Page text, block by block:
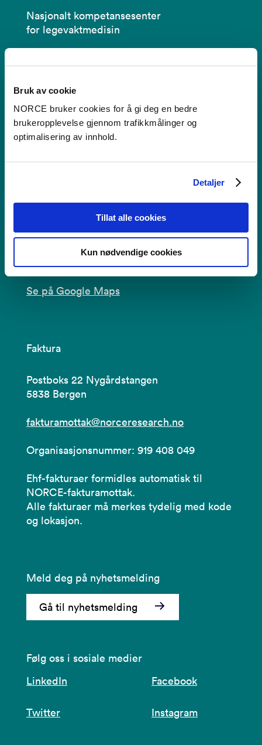
Bruk av cookie
NORCE bruker cookies for å gi deg en bedre
brukeropplevelse gjennom trafikkmålinger og
optimalisering av innhold.
Detaljer
Tillat alle cookies
Kun nødvendige cookies
Nasjonalt kompetansesenter
for legevaktmedisin
Kontakt
legevaktmedisin@norceresearch.no
+47 56 10 72 88 / 56 10 70 00
Postadresse:
NORCE, Nasjonalt kompetansesenter for
Postboks 22 Nygårdstangen
Besøksadresse:
Årstadveien 17, 5009 Bergen
Se på Google Maps
Faktura
Postboks 22 Nygårdstangen
5838 Bergen
fakturamottak@norceresearch.no
Organisasjonsnummer: 919 408 049
Ehf-fakturaer formidles automatisk til
NORCE-fakturamottak.
Alle fakturaer må merkes tydelig med kode
og lokasjon.
Meld deg på nyhetsmelding
Gå til nyhetsmelding
Følg oss i sosiale medier
LinkedIn
Facebook
Twitter Instagram